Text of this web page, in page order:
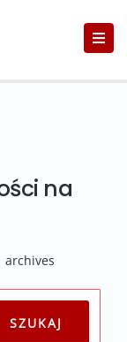
na
archives